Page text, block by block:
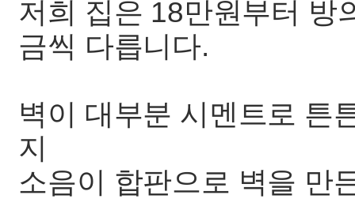
저희 집은 18만원부터 방
금씩 다릅니다.
벽이 대부분 시멘트로 튼
지
소음이 합판으로 벽을 만